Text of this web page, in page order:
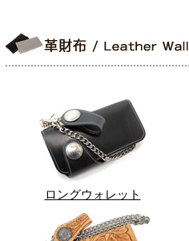
ロングウォレット